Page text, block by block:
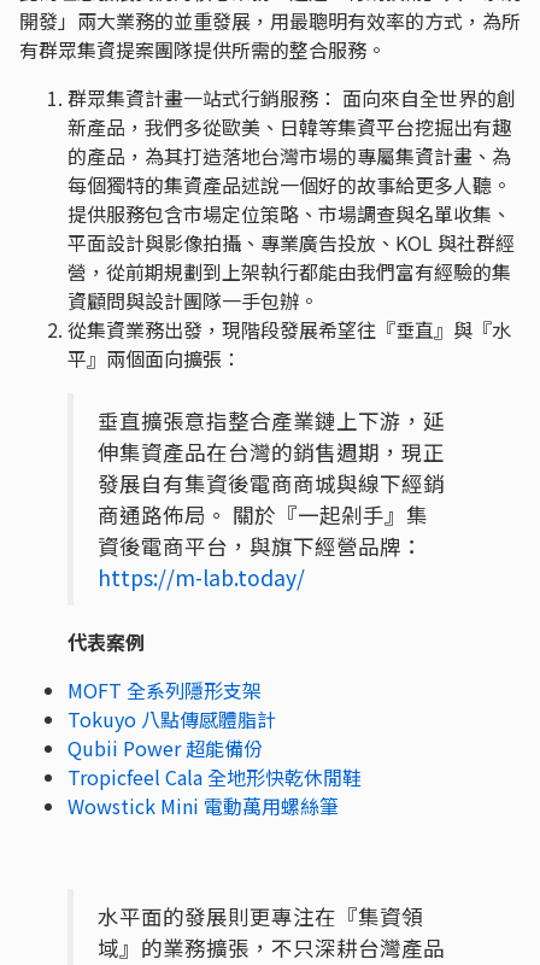
開發」兩大業務的並重發展，用最聰明有效率的方式，為所
有群眾集資提案團隊提供所需的整合服務。
群眾集資計畫一站式行銷服務： 面向來自全世界的創
新產品，我們多從歐美、日韓等集資平台挖掘出有趣
的產品，為其打造落地台灣市場的專屬集資計畫、為
每個獨特的集資產品述說一個好的故事給更多人聽。
提供服務包含市場定位策略、市場調查與名單收集、
平面設計與影像拍攝、專業廣告投放、KOL 與社群經
營，從前期規劃到上架執行都能由我們富有經驗的集
資顧問與設計團隊一手包辦。
從集資業務出發，現階段發展希望往『垂直』與『水
平』兩個面向擴張：
垂直擴張意指整合產業鏈上下游，延
伸集資產品在台灣的銷售週期，現正
發展自有集資後電商商城與線下經銷
商通路佈局。 關於『一起剁手』集
資後電商平台，與旗下經營品牌：
https://m-lab.today/
代表案例
MOFT 全系列隱形支架
Tokuyo 八點傳感體脂計
Qubii Power 超能備份
Tropicfeel Cala 全地形快乾休閒鞋
Wowstick Mini 電動萬用螺絲筆
水平面的發展則更專注在『集資領
域』的業務擴張，不只深耕台灣產品